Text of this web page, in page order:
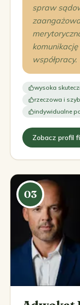
spraw
współpracy.
wysoka
rzeczowa i
indywidualne
Zobacz profil
03